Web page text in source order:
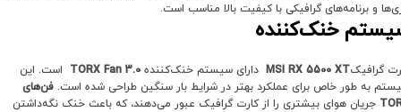
و برنامه‌های گرافیکی با کیفیت بالا مناسب است.
خنک‌کننده
گرافیکMSI RX 5500 XT دارای سیستم خنک‌کننده TORX Fan 3.0 است. این
به طور خاص برای عملکرد بهتر در شرایط بار سنگین طراحی شده است. فن‌های
جریان هوای بیشتری را از کارت گرافیک عبور می‌دهند، که باعث خنک نگه‌داشتن